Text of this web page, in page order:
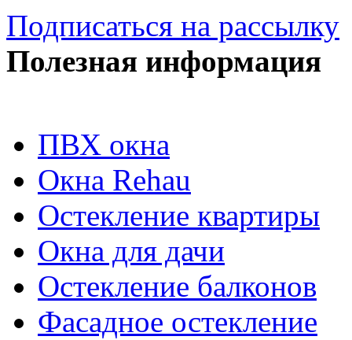
Подписаться на рассылку
Полезная информация
ПВХ окна
Окна Rehau
Остекление квартиры
Окна для дачи
Остекление балконов
Фасадное остекление